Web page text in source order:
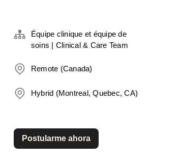
Équipe clinique et équipe de
soins | Clinical & Care Team
Remote (Canada)
Hybrid (Montreal, Quebec, CA)
Postularme ahora